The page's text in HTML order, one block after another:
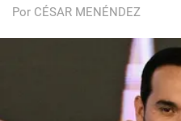
Por CÉSAR MENÉNDEZ